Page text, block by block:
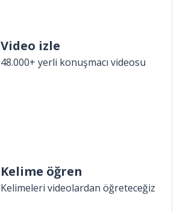
Video izle
48.000+ yerli konuşmacı videosu
Kelime öğren
Kelimeleri videolardan öğreteceğiz